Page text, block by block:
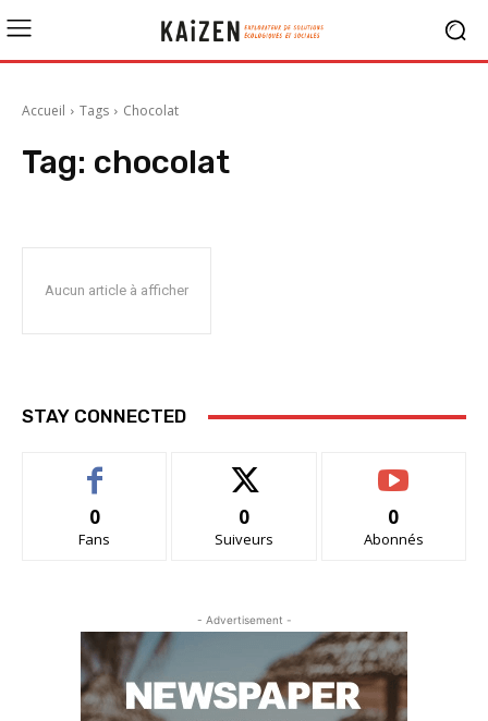
Accueil Tags Chocolat
Tag: chocolat
Aucun article à afficher
STAY CONNECTED
0
Fans
0
Suiveurs
0
Abonnés
- Advertisement -